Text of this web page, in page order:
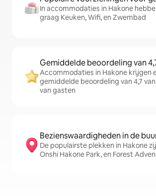
In accommodaties in Hakone
graag Keuken, Wifi, en Zwembad
Gemiddelde beoordeling van
Accommodaties in Hakone krijgen
gemiddelde beoordeling van 4,7
van gasten
Bezienswaardigheden in de
De populairste plekken in Hakone
Onshi Hakone Park, en Forest